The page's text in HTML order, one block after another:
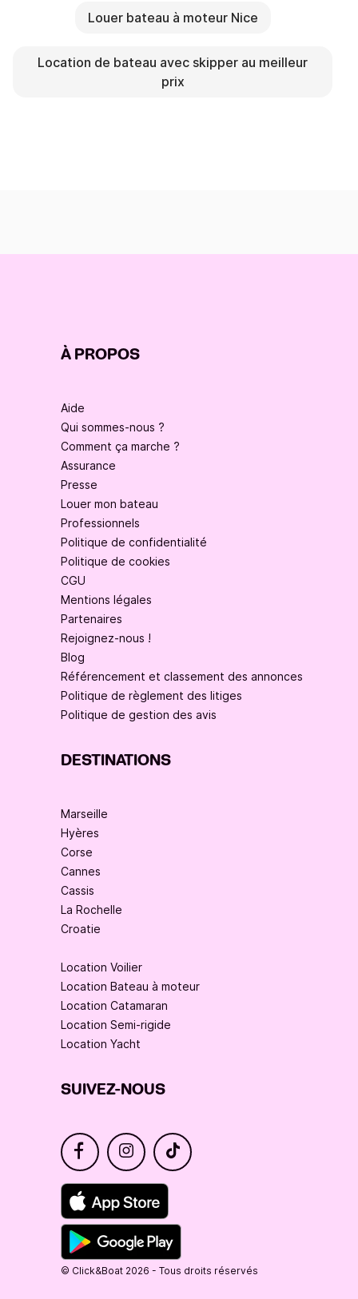
Louer bateau à moteur Nice
Location de bateau avec skipper au meilleur
prix
À PROPOS
Aide
Qui sommes-nous ?
Comment ça marche ?
Assurance
Presse
Louer mon bateau
Professionnels
Politique de confidentialité
Politique de cookies
CGU
Mentions légales
Partenaires
Rejoignez-nous !
Blog
Référencement et classement des annonces
Politique de règlement des litiges
Politique de gestion des avis
DESTINATIONS
Marseille
Hyères
Corse
Cannes
Cassis
La Rochelle
Croatie
Location Voilier
Location Bateau à moteur
Location Catamaran
Location Semi-rigide
Location Yacht
SUIVEZ-NOUS
© Click&Boat 2026 - Tous droits réservés